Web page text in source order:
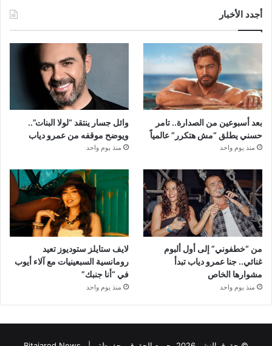
أجدد الأخبار
بعد أسبوعين من الصدارة.. تامر
حسني يطلق “مش هتكرر” عالمياً
منذ يوم واحد
وائل جسار ينتقد “لولا البنات”..
ويوضح موقفه من عمرو دياب
منذ يوم واحد
من “خطفوني” إلى أول ألبوم
غنائي.. جنا عمرو دياب تبدأ
مشوارها الخاص
منذ يوم واحد
لايف ستايلز ستوديوز تعيد
رومانسية السبعينيات مع آلاء أيوب
في “أنا جنبك”
منذ يوم واحد